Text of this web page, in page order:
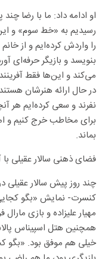
او ادامه داد: ما با رضا
رسیدیم به «خط سوم» و
را واردش کرده‌ایم و از
بنویسد و بازیگر حرفه‌ای
می‌کند و این‌ها فقط
نفرند و سعی کرده‌ایم هر
برای مخاطب خرج کنیم و
بماند.
فضای ذهنی سالار عقیلی
چند روز پیش سالار عقیلی
کنسرت- نمایش «بگو
مهیار علیزاده و بازی
خیلی هم موفق بود. «بگو